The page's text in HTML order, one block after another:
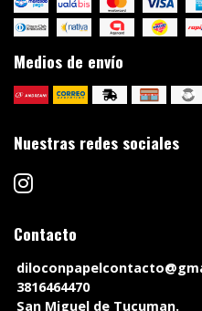
Medios de envío
Nuestras redes sociales
Contacto
3816464470
San Miguel de Tucuman.